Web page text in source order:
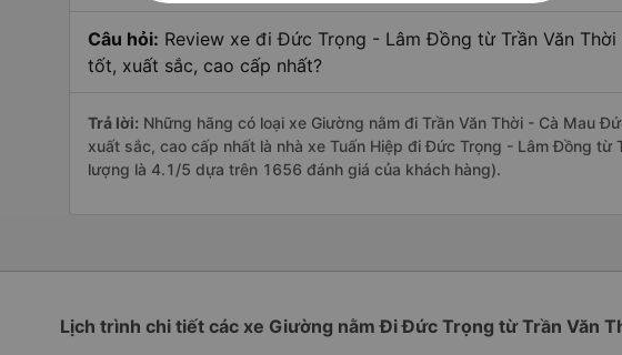
Câu hỏi: Review xe đi Đức Trọng - Lâm Đồng từ Trần Văn
tốt, xuất sắc, cao cấp nhất?
Trả lời: Những hãng có loại xe Giường nằm đi Trần Văn Thời - Cà Mau
xuất sắc, cao cấp nhất là nhà xe Tuấn Hiệp đi Đức Trọng - Lâm Đồng từ
lượng là 4.1/5 dựa trên 1656 đánh giá của khách hàng).
Lịch trình chi tiết các xe Giường nằm Đi Đức Trọng từ Trần Văn